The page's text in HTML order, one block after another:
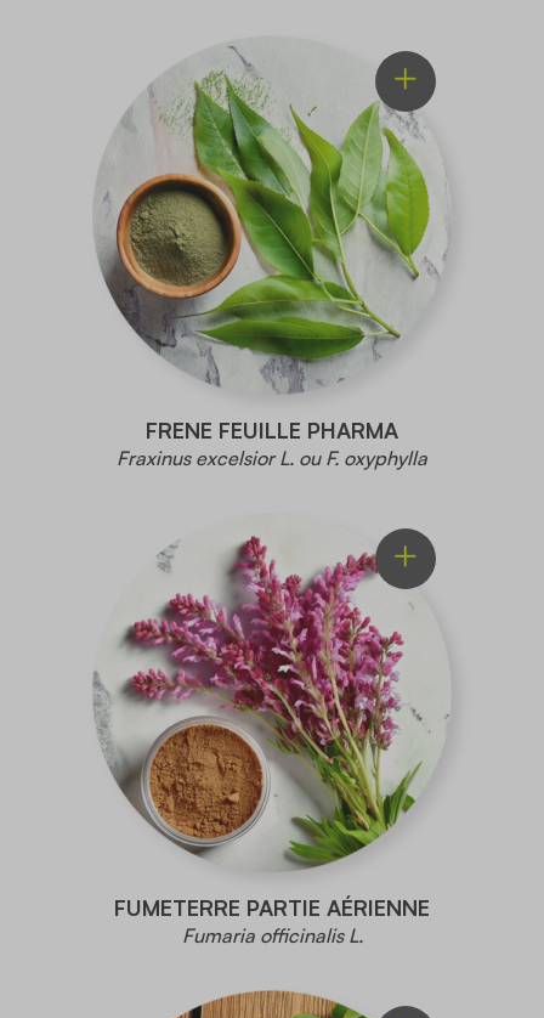
FRENE FEUILLE PHARMA
Fraxinus excelsior L. ou F. oxyphylla
FUMETERRE PARTIE AÉRIENNE
Fumaria officinalis L.